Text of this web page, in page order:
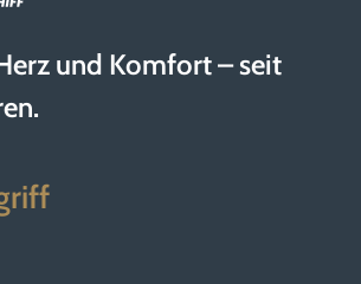
und Komfort – seit